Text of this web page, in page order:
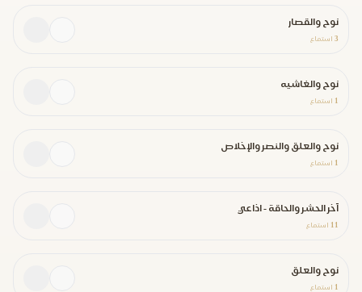
نوح والقصار
3 استماع
نوح والغاشيه
1 استماع
نوح والعلق والنصر والإخلاص
1 استماع
آخر الحشر والحاقة - اذاعي
11 استماع
نوح والعلق
1 استماع